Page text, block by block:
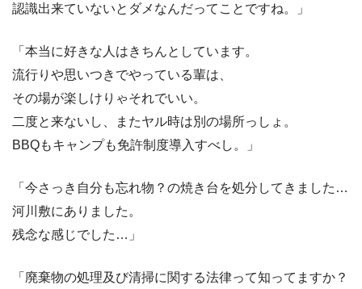
認識出来ていないとダメなんだってことですね。」
「本当に好きな人はきちんとしています。
流行りや思いつきでやっている輩は、
その場が楽しけりゃそれでいい。
二度と来ないし、またヤル時は別の場所っしょ。
BBQもキャンプも免許制度導入すべし。」
「今さっき自分も忘れ物？の焼き台を処分してきました…
河川敷にありました。
残念な感じでした…」
「廃棄物の処理及び清掃に関する法律って知ってますか？